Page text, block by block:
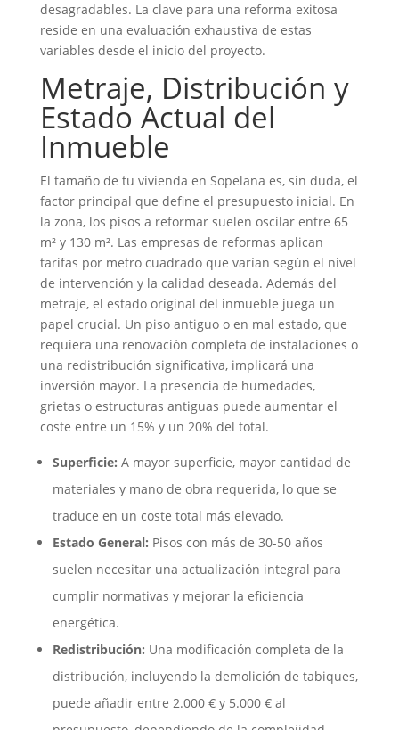
desagradables. La clave para una reforma exitosa
reside en una evaluación exhaustiva de estas
variables desde el inicio del proyecto.
Metraje, Distribución y
Estado Actual del
Inmueble
El tamaño de tu vivienda en Sopelana es, sin duda, el
factor principal que define el presupuesto inicial. En
la zona, los pisos a reformar suelen oscilar entre 65
m² y 130 m². Las empresas de reformas aplican
tarifas por metro cuadrado que varían según el nivel
de intervención y la calidad deseada. Además del
metraje, el estado original del inmueble juega un
papel crucial. Un piso antiguo o en mal estado, que
requiera una renovación completa de instalaciones o
una redistribución significativa, implicará una
inversión mayor. La presencia de humedades,
grietas o estructuras antiguas puede aumentar el
coste entre un 15% y un 20% del total.
Superficie: A mayor superficie, mayor cantidad de
materiales y mano de obra requerida, lo que se
traduce en un coste total más elevado.
Estado General: Pisos con más de 30-50 años
suelen necesitar una actualización integral para
cumplir normativas y mejorar la eficiencia
energética.
Redistribución: Una modificación completa de la
distribución, incluyendo la demolición de tabiques,
puede añadir entre 2.000 € y 5.000 € al